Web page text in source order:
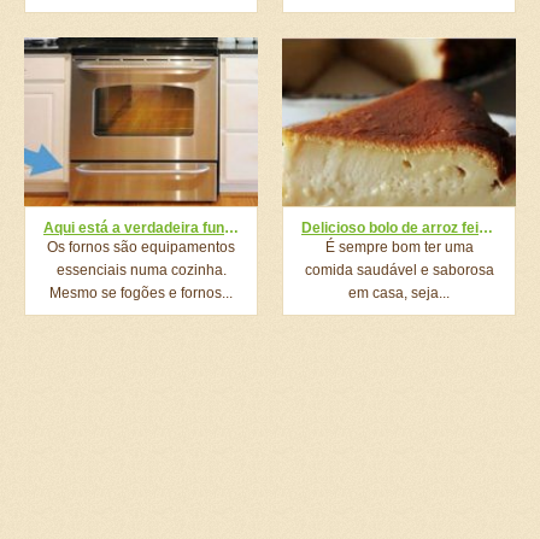
Aqui está a verdadeira função da pequena gaveta no fogão! Eu não sabia disso!
Os fornos são equipamentos
essenciais numa cozinha.
Mesmo se fogões e fornos...
Delicioso bolo de arroz feito com apenas 6 ingredientes: fácil e rápido de fazer!
É sempre bom ter uma
comida saudável e saborosa
em casa, seja...